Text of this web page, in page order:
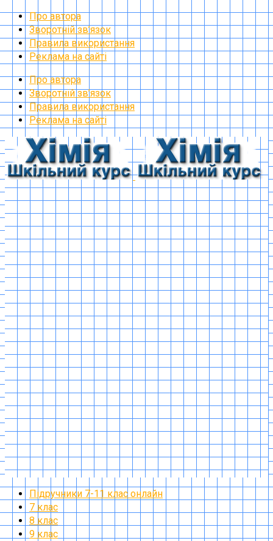
Про автора
Зворотній зв’язок
Правила використання
Реклама на сайті
Про автора
Зворотній зв’язок
Правила використання
Реклама на сайті
Підручники 7-11 клас онлайн
7 клас
8 клас
9 клас